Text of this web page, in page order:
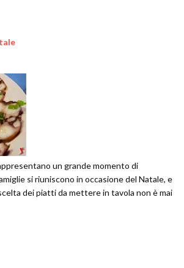
un grande momento di
si riuniscono in occasione del Natale, e
dei piatti da mettere in tavola non è mai